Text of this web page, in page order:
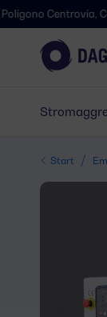
Calle La
Start /